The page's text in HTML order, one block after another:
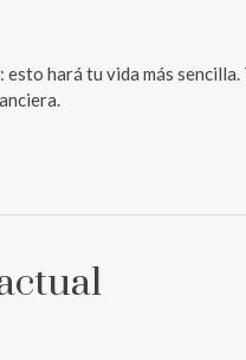
hará tu vida más sencilla.